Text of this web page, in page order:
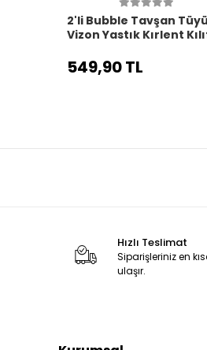
2'li Bubble Tavşan Tüyü
Vizon Yastık Kırlent
549,90 TL
Hızlı Teslimat
Siparişleriniz en
ulaşır.